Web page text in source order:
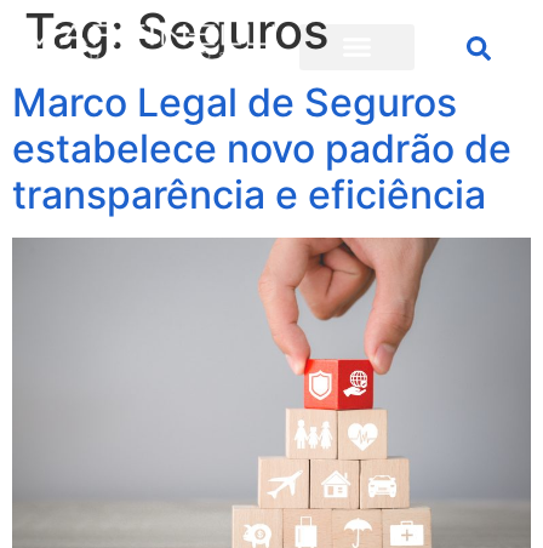
Tag: Seguros
Marco Legal de Seguros
estabelece novo padrão de
transparência e eficiência